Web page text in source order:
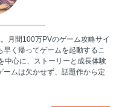
月間100万PVのゲーム攻略サイ
早く帰ってゲームを起動するこ
中心に、ストーリーと成長体験
ムは欠かせず、話題作から定